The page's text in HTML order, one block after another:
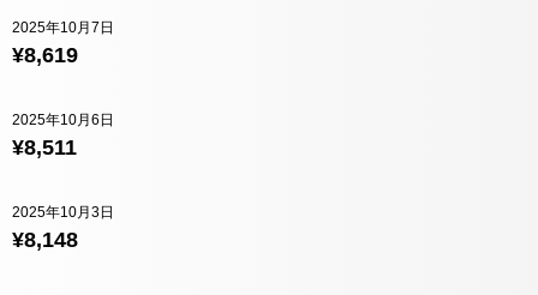
¥8,619
2025年10月7日
¥8,511
2025年10月6日
¥8,148
2025年10月3日